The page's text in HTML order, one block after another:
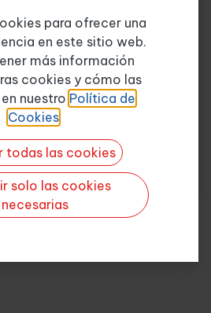
o ingreso en cuenta.
para ofrecer una
en este sitio web.
más información
cookies y cómo las
nuestro Política de
Cookies.
todas las cookies
solo las cookies
necesarias